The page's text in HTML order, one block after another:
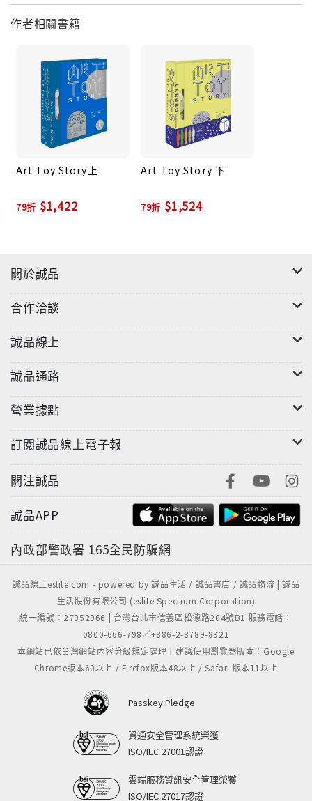
版，因為也成為不少膠紙迷的收藏目標。香港年輕設計
師推廣平台PMQ元創方在聖誕期間捨棄傳統佈置，引入
帶裝扮PMQ。此書內容包括mt紙膠帶的起源、設計及
推廣過程，收錄mt紙膠帶亞洲地區推手王連富先生的專
訪；PMQ展覽的布展情況與概念；香港設計師與mt紙
膠帶Cossover再創作的意念；mt紙膠帶達人的手作實
錄等，以體現手作如何美化生活。
作者相關書籍
Art Toy Story上
79折 $1,422
Art Toy Story 下
79折 $1,524
關於誠品
合作洽談
誠品線上
誠品通路
營業據點
訂閱誠品線上電子報
關注誠品
誠品APP
內政部警政署 165全民防騙網
誠品線上eslite.com - powered by 誠品生活 / 誠品書店 / 誠品物流 | 誠品
生活股份有限公司 (eslite Spectrum Corporation)
統一編號：27952966 | 台灣台北市信義區松德路204號B1 服務電話：
0800-666-798／+886-2-8789-8921
本網站已依台灣網站內容分級規定處理｜建議使用瀏覽器版本：Google
Chrome版本60以上 / Firefox版本48以上 / Safari 版本11以上
Passkey Pledge
資通安全管理系統榮獲
ISO/IEC 27001認證
雲端服務資訊安全管理榮獲
ISO/IEC 27017認證